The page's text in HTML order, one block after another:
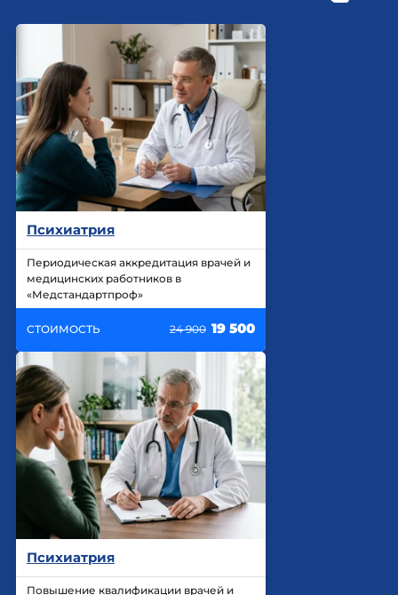
Психиатрия
Периодическая аккредитация врачей и
медицинских работников в
«Медстандартпроф»
СТОИМОСТЬ 24 900 19 500
Психиатрия
Повышение квалификации врачей и